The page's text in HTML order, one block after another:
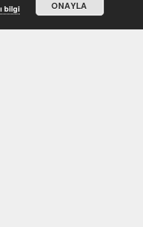
bilgi ONAYLA